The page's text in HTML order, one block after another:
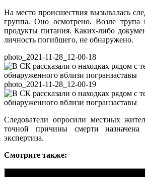
На место происшествия вызывалась
группа. Оно осмотрено. Возле трупа
продукты питания. Каких-либо
личность погибшего, не обнаружено.
photo_2021-11-28_12-00-18
photo_2021-11-28_12-00-19
Следователи опросили местных
точной причины смерти назначена
экспертиза.
Смотрите также: